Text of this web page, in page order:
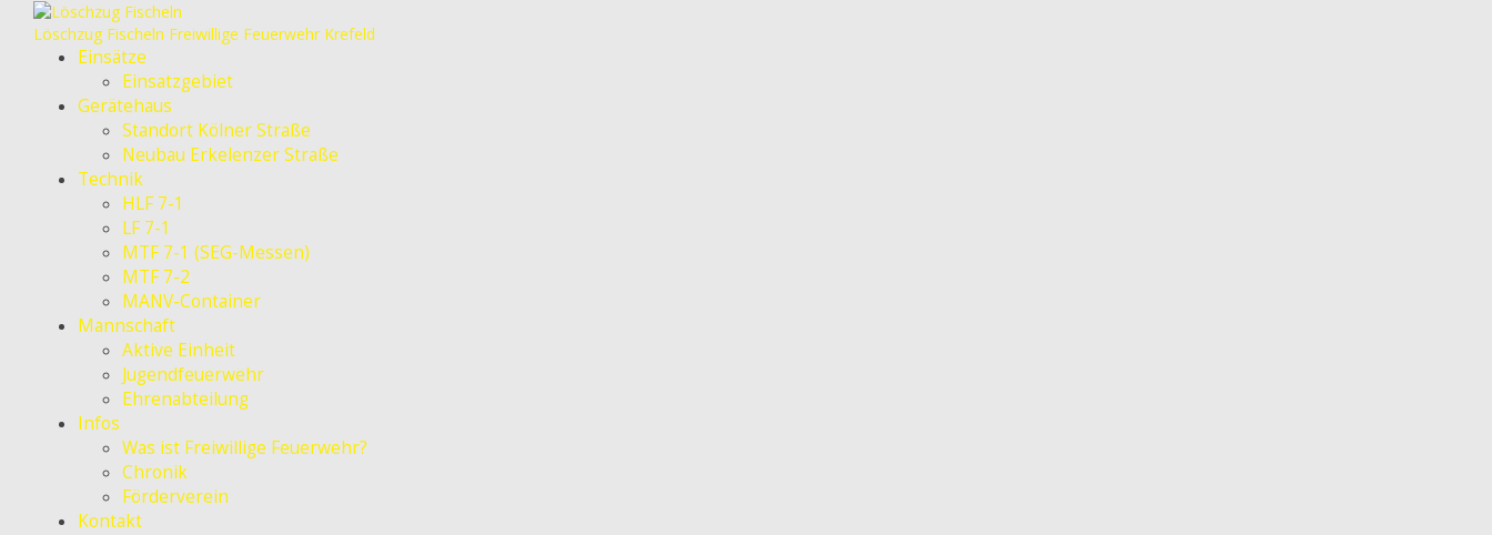
Löschzug Fischeln Freiwillige Feuerwehr Krefeld
Einsätze
Einsatzgebiet
Gerätehaus
Standort Kölner Straße
Neubau Erkelenzer Straße
Technik
HLF 7-1
LF 7-1
MTF 7-1 (SEG-Messen)
MTF 7-2
MANV-Container
Mannschaft
Aktive Einheit
Jugendfeuerwehr
Ehrenabteilung
Infos
Was ist Freiwillige Feuerwehr?
Chronik
Förderverein
Kontakt